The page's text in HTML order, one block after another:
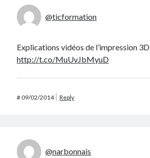
@ticformation
Explications vidéos de l’impression 3D
http://t.co/MuUvJbMyuD
#09/02/2014 Reply
@narbonnais